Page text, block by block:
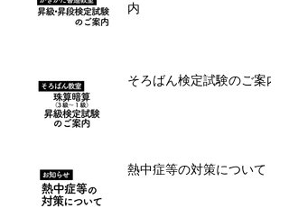
内
そろばん検定試験のご案内
熱中症等の対策について